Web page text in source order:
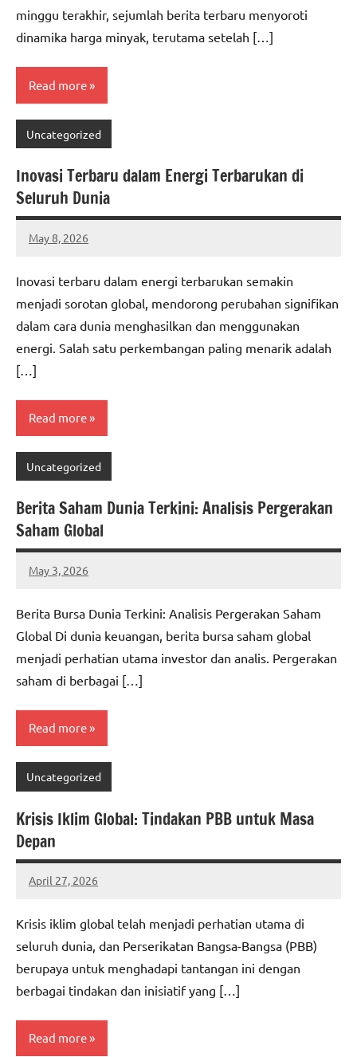
minggu terakhir, sejumlah berita terbaru menyoroti
dinamika harga minyak, terutama setelah […]
Read more
Uncategorized
Inovasi Terbaru dalam Energi Terbarukan di
Seluruh Dunia
May 8, 2026
adminbuc
Inovasi terbaru dalam energi terbarukan semakin
menjadi sorotan global, mendorong perubahan signifikan
dalam cara dunia menghasilkan dan menggunakan
energi. Salah satu perkembangan paling menarik adalah
[…]
Read more
Uncategorized
Berita Saham Dunia Terkini: Analisis Pergerakan
Saham Global
May 3, 2026
adminbuc
Berita Bursa Dunia Terkini: Analisis Pergerakan Saham
Global Di dunia keuangan, berita bursa saham global
menjadi perhatian utama investor dan analis. Pergerakan
saham di berbagai […]
Read more
Uncategorized
Krisis Iklim Global: Tindakan PBB untuk Masa
Depan
April 27, 2026
adminbuc
Krisis iklim global telah menjadi perhatian utama di
seluruh dunia, dan Perserikatan Bangsa-Bangsa (PBB)
berupaya untuk menghadapi tantangan ini dengan
berbagai tindakan dan inisiatif yang […]
Read more